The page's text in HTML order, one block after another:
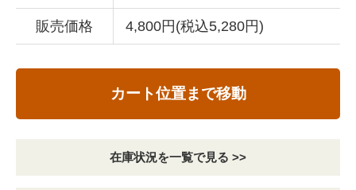
販売価格 4,800円(税込5,280円)
カート位置まで移動
在庫状況を一覧で見る >>